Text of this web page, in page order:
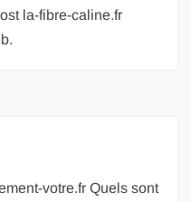
la-fibre-caline.fr
votre.fr Quels sont